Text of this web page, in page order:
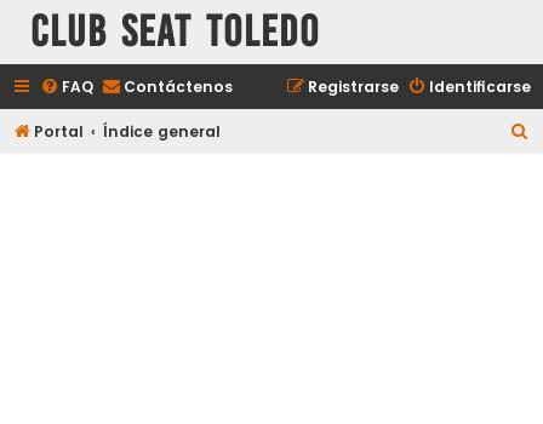
Club Seat Toledo
FAQ Contáctenos Identificarse
Registrarse
Portal Índice general